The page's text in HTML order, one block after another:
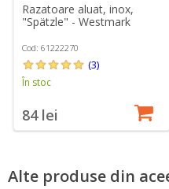
Razatoare aluat, inox,
"Spätzle" - Westmark
Cod: 61222270
(3)
În stoc
84 lei
Alte produse din